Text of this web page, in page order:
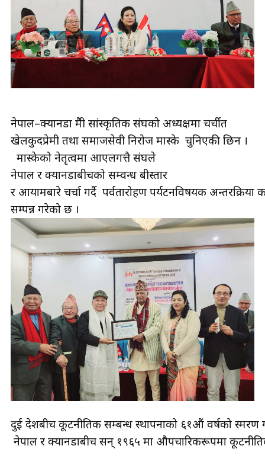
नेपाल–क्यानडा मैत्री सांस्कृतिक संघको अध्यक्षमा चर्चीत
खेलकुदप्रेमी तथा समाजसेवी निरोज मास्के चुनिएकी छिन ।
मास्केको नेतृत्वमा आएलगत्तै संघले
नेपाल र क्यानडाबीचको सम्वन्ध बीस्तार
र आयामबारे चर्चा गर्दै पर्वतारोहण पर्यटनविषयक अन्तरक्रिया
सम्पन्न गरेको छ ।
दुई देशबीच कूटनीतिक सम्बन्ध स्थापनाको ६१औं वर्षको स्मरण
नेपाल र क्यानडाबीच सन् १९६५ मा औपचारिकरूपमा